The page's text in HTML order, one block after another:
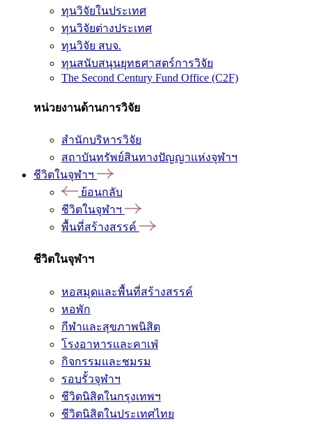
ทุนวิจัยในประเทศ
ทุนวิจัยต่างประเทศ
ทุนวิจัย สบจ.
ทุนสนับสนุนยุทธศาสตร์การวิจัย
The Second Century Fund Office (C2F)
หน่วยงานด้านการวิจัย
สำนักบริหารวิจัย
สถาบันทรัพย์สินทางปัญญาแห่งจุฬาฯ
ชีวิตในจุฬาฯ
ย้อนกลับ
ชีวิตในจุฬาฯ
พื้นที่สร้างสรรค์
ชีวิตในจุฬาฯ
หอสมุดและพื้นที่สร้างสรรค์
หอพัก
กีฬาและสุขภาพนิสิต
โรงอาหารและคาเฟ่
กิจกรรมและชมรม
รอบรั้วจุฬาฯ
ชีวิตนิสิตในกรุงเทพฯ
ชีวิตนิสิตในประเทศไทย